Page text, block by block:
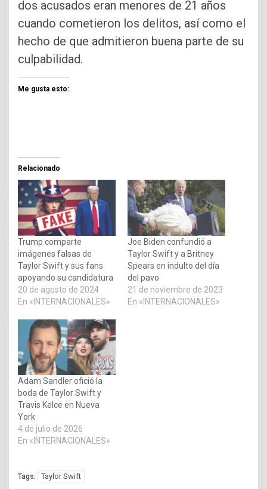
dos acusados eran menores de 21 años
cuando cometieron los delitos, así como el
hecho de que admitieron buena parte de su
culpabilidad.
Me gusta esto:
Relacionado
Trump comparte
imágenes falsas de
Taylor Swift y sus fans
apoyando su candidatura
20 de agosto de 2024
En «INTERNACIONALES»
Joe Biden confundió a
Taylor Swift y a Britney
Spears en indulto del día
del pavo
21 de noviembre de 2023
En «INTERNACIONALES»
Adam Sandler ofició la
boda de Taylor Swift y
Travis Kelce en Nueva
York
4 de julio de 2026
En «INTERNACIONALES»
Tags: Taylor Swift